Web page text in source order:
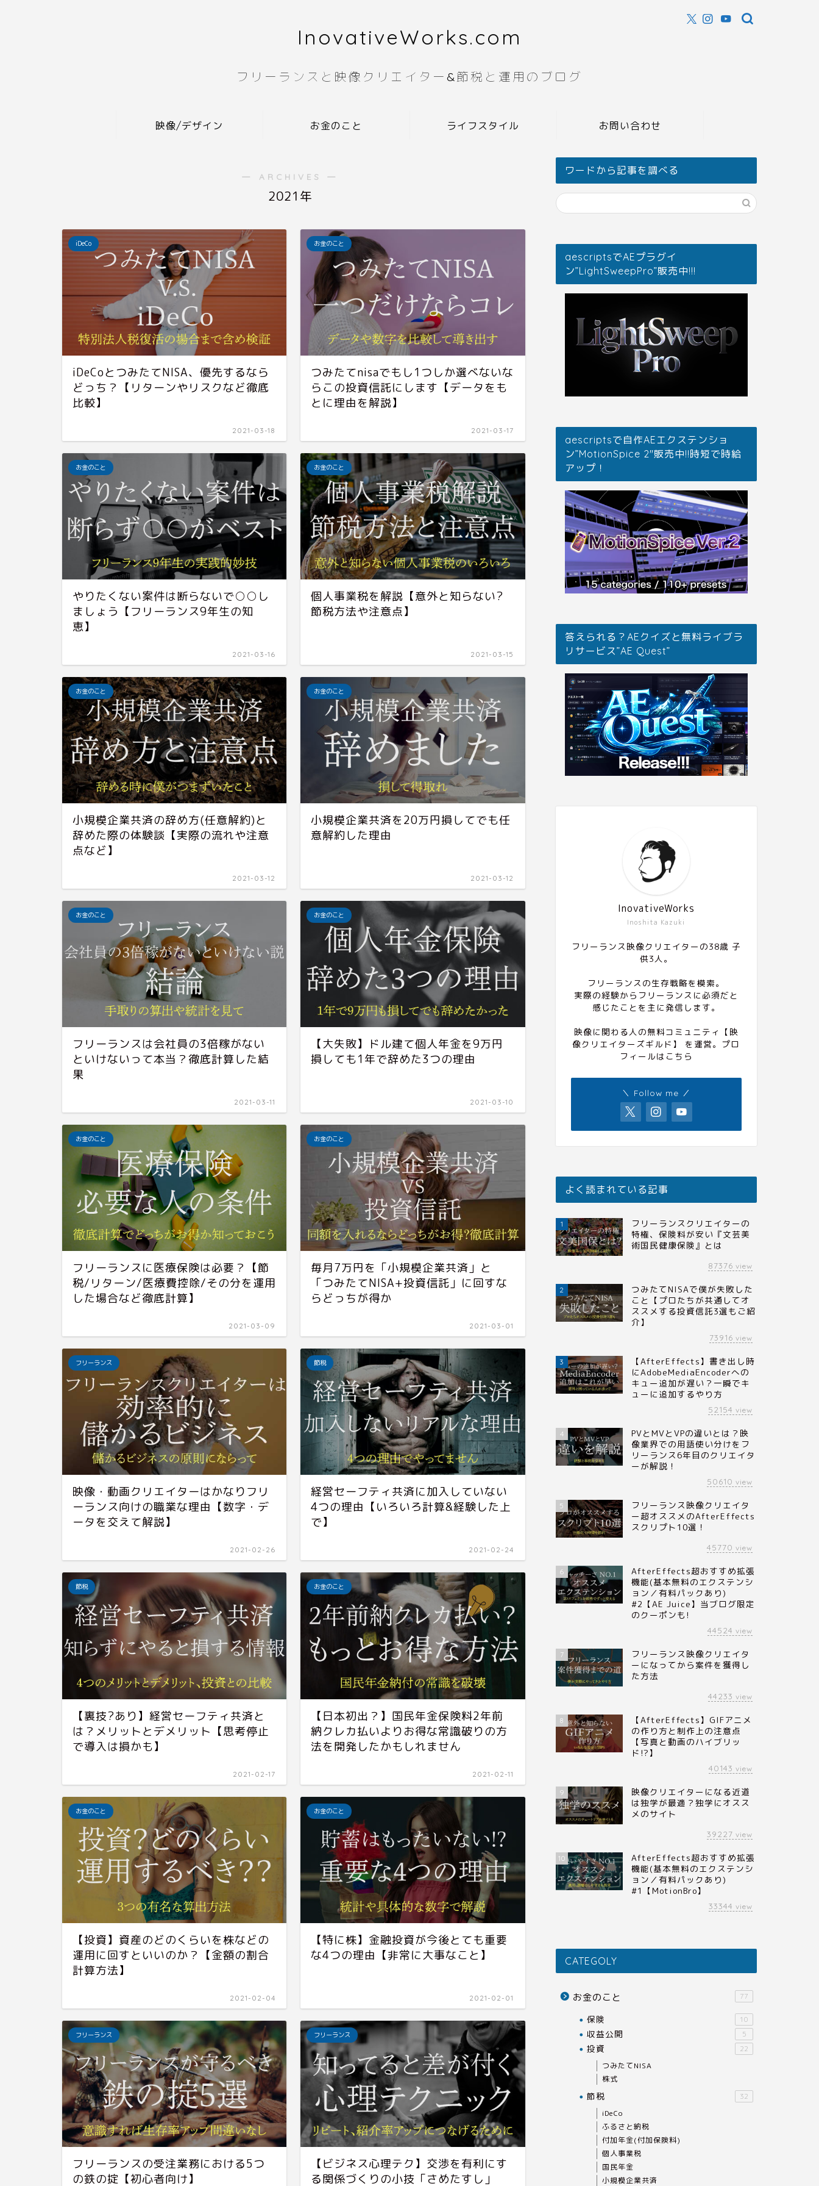
InovativeWorks.com
フリーランスと映像クリエイター&節税と運用のブログ
映像/デザイン お金のこと ライフスタイル お問い合わせ
― ARCHIVES ―
2021年
iDeCo
iDeCoとつみたてNISA、優先するなら
どっち？【リターンやリスクなど徹底
比較】
2021-03-18
お金のこと
つみたてnisaでもし1つしか選べないな
らこの投資信託にします【データをも
とに理由を解説】
2021-03-17
お金のこと
やりたくない案件は断らないで○○し
ましょう【フリーランス9年生の知
恵】
2021-03-16
お金のこと
個人事業税を解説【意外と知らない?
節税方法や注意点】
2021-03-15
お金のこと
小規模企業共済の辞め方(任意解約)と
辞めた際の体験談【実際の流れや注意
点など】
2021-03-12
お金のこと
小規模企業共済を20万円損してでも任
意解約した理由
2021-03-12
お金のこと
フリーランスは会社員の3倍稼がない
といけないって本当？徹底計算した結
果
2021-03-11
お金のこと
【大失敗】ドル建て個人年金を9万円
損しても1年で辞めた3つの理由
2021-03-10
お金のこと
フリーランスに医療保険は必要？【節
税/リターン/医療費控除/その分を運用
した場合など徹底計算】
2021-03-09
お金のこと
毎月7万円を「小規模企業共済」と
「つみたてNISA+投資信託」に回すな
らどっちが得か
2021-03-01
フリーランス
映像・動画クリエイターはかなりフリ
ーランス向けの職業な理由【数字・デ
ータを交えて解説】
2021-02-26
節税
経営セーフティ共済に加入していない
4つの理由【いろいろ計算&経験した上
で】
2021-02-24
節税
【裏技?あり】経営セーフティ共済と
は？メリットとデメリット【思考停止
で導入は損かも】
2021-02-17
お金のこと
【日本初出？】国民年金保険料2年前
納クレカ払いよりお得な常識破りの方
法を開発したかもしれません
2021-02-11
お金のこと
【投資】資産のどのくらいを株などの
運用に回すといいのか？【金額の割合
計算方法】
2021-02-04
お金のこと
【特に株】金融投資が今後とても重要
な4つの理由【非常に大事なこと】
2021-02-01
フリーランス
フリーランスの受注業務における5つ
の鉄の掟【初心者向け】
フリーランス
【ビジネス心理テク】交渉を有利にす
る関係づくりの小技「さめたすし」
ワードから記事を調べる
aescriptsでAEプラグイ
ン”LightSweepPro”販売中!!!
aescriptsで自作AEエクステンショ
ン”MotionSpice 2″販売中!!時短で時給
アップ！
答えられる？AEクイズと無料ライブラ
リサービス”AE Quest”
Inoshita Kazuki
InovativeWorks
フリーランス映像クリエイターの38歳 子
供3人。
フリーランスの生存戦略を模索。
実際の経験からフリーランスに必須だと
感じたことを主に発信します。
映像に関わる人の無料コミュニティ
【映
像クリエイターズギルド】
を運営。プロ
フィールは こちら
＼ Follow me ／
よく読まれている記事
1
フリーランスクリエイターの
特権、保険料が安い『文芸美
術国民健康保険』とは
87376 view
2
つみたてNISAで僕が失敗した
こと【プロたちが共通してオ
ススメする投資信託3選もご紹
介】
73916 view
3
【AfterEffects】書き出し時
にAdobeMediaEncoderへの
キュー追加が遅い？一瞬でキ
ューに追加するやり方
52154 view
4
PVとMVとVPの違いとは？映
像業界での用語使い分けをフ
リーランス6年目のクリエイタ
ーが解説！
50610 view
5
フリーランス映像クリエイタ
ー超オススメのAfterEffects
スクリプト10選！
45770 view
6
AfterEffects超おすすめ拡張
機能(基本無料のエクステンシ
ョン／有料パックあり)
#2【AE Juice】当ブログ限定
のクーポンも!
44524 view
7
フリーランス映像クリエイタ
ーになってから案件を獲得し
た方法
44233 view
8
【AfterEffects】GIFアニメ
の作り方と制作上の注意点
【写真と動画のハイブリッ
ド!?】
40143 view
9
映像クリエイターになる近道
は独学が最適？独学にオスス
メのサイト
39227 view
10
AfterEffects超おすすめ拡張
機能(基本無料のエクステンシ
ョン／有料パックあり)
#1【MotionBro】
33344 view
CATEGOLY
お金のこと 77
保険 10
収益公開 5
投資 22
つみたてNISA
株式
節税 32
iDeCo
ふるさと納税
付加年金(付加保険料)
個人事業税
国民年金
小規模企業共済